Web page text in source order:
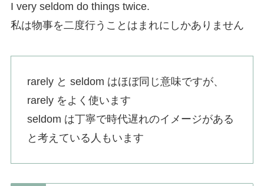
I very seldom do things twice.
私は物事を二度行うことはまれにしかありません
rarely と seldom はほぼ同じ意味ですが、
rarely をよく使います
seldom は丁寧で時代遅れのイメージがある
と考えている人もいます